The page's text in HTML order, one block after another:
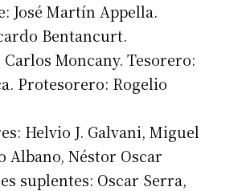
José Martín Appella.
Bentancurt.
Moncany. Tesorero:
Protesorero: Rogelio
Helvio J. Galvani, Miguel
Albano, Néstor Oscar
suplentes: Oscar Serra,